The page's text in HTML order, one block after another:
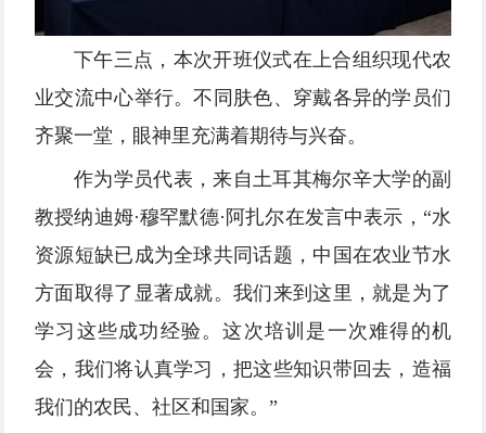
下午三点，本次开班仪式在上合组织现代农
业交流中心举行。不同肤色、穿戴各异的学员们
齐聚一堂，眼神里充满着期待与兴奋。
作为学员代表，来自土耳其梅尔辛大学的副
教授纳迪姆·穆罕默德·阿扎尔在发言中表示，“水
资源短缺已成为全球共同话题，中国在农业节水
方面取得了显著成就。我们来到这里，就是为了
学习这些成功经验。这次培训是一次难得的机
会，我们将认真学习，把这些知识带回去，造福
我们的农民、社区和国家。”